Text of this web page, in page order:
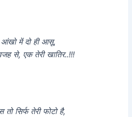
आंखो में दो ही आसू,
से, एक तेरी खातिर..!!!
तो सिर्फ तेरी फोटो है,